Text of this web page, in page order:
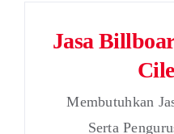
Jasa
Membutuhkan
Serta